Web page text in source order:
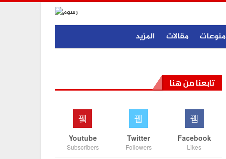
منوعات مقالات المزيد
تابعنا من هنا
Facebook
Likes
Twitter
Followers
Youtube
Subscribers